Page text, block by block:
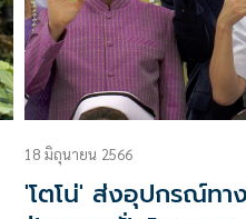
18 มิถุนายน 2566
'โตโน่' ส่งอุปกรณ์ทา